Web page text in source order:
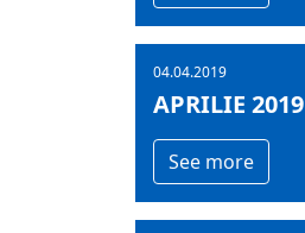
04.04.2019
APRILIE 2019
See more